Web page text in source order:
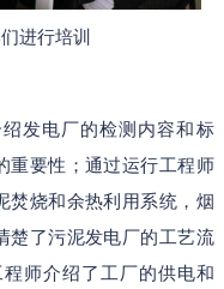
进行培训
发电厂的检测内容和标
重要性；通过运行工程师
焚烧和余热利用系统，烟
楚了污泥发电厂的工艺流
师介绍了工厂的供电和